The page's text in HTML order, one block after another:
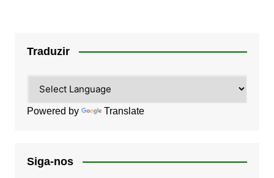
Traduzir
Powered by Translate
Siga-nos